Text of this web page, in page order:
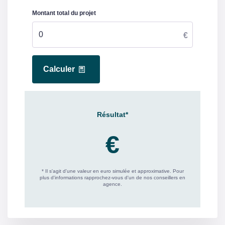
Etat des Risques et
Pollutions(ERP)
du DPE
Valeur
consommation
135.6 kWh/m2 par an